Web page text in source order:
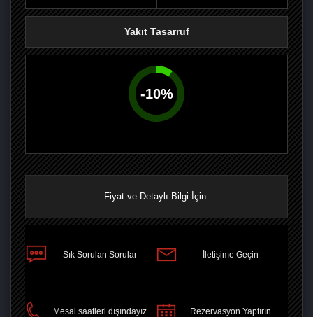
Yakıt Tasarruf
-10%
Fiyat ve Detaylı Bilgi İçin:
Sık Sorulan Sorular İletişime Geçin
Mesai saatleri dışındayız Rezervasyon Yaptırın